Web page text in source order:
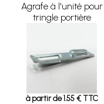
Agrafe à l'unité pour
tringle portière
à partir de 1.55 € TTC